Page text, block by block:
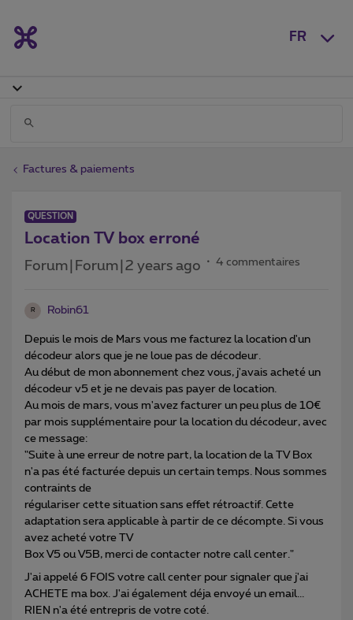
FR
Factures & paiements
QUESTION
Location TV box erroné
Forum|Forum|2 years ago 4 commentaires
R Robin61
Depuis le mois de Mars vous me facturez la location d'un
décodeur alors que je ne loue pas de décodeur.
Au début de mon abonnement chez vous, j'avais acheté un
décodeur v5 et je ne devais pas payer de location.
Au mois de mars, vous m'avez facturer un peu plus de 10€
par mois supplémentaire pour la location du décodeur, avec
ce message:
"Suite à une erreur de notre part, la location de la TV Box
n'a pas été facturée depuis un certain temps. Nous sommes
contraints de
régulariser cette situation sans effet rétroactif. Cette
adaptation sera applicable à partir de ce décompte. Si vous
avez acheté votre TV
Box V5 ou V5B, merci de contacter notre call center."
J'ai appelé 6 FOIS votre call center pour signaler que j'ai
ACHETE ma box. J'ai également déja envoyé un email...
RIEN n'a été entrepris de votre coté.